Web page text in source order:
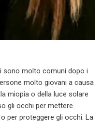
sono molto comuni dopo i
molto giovani a causa
miopia o della luce solare
gli occhi per mettere
per proteggere gli occhi. La